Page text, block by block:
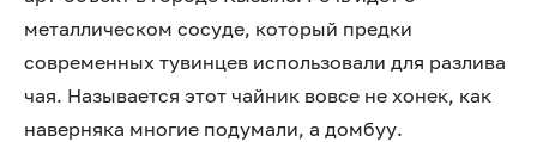
металлическом сосуде, который предки
современных тувинцев использовали для разлива
чая. Называется этот чайник вовсе не хонек, как
наверняка многие подумали, а домбуу.